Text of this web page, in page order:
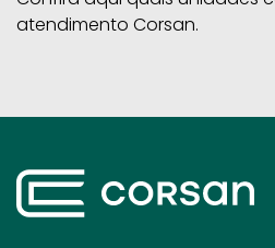
atendimento Corsan.